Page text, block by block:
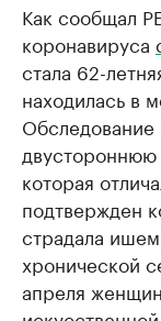
Как сообщал
коронавируса
стала 62-
находилась в
Обследование
которая
подтвержден
страдала
хронической
апреля